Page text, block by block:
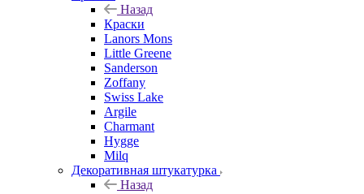
Назад
Краски
Lanors Mons
Little Greene
Sanderson
Zoffany
Swiss Lake
Argile
Charmant
Hygge
Milq
Декоративная штукатурка
Назад